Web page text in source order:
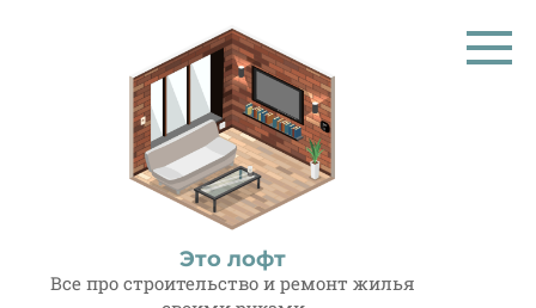
Это лофт
Все про строительство и ремонт жилья